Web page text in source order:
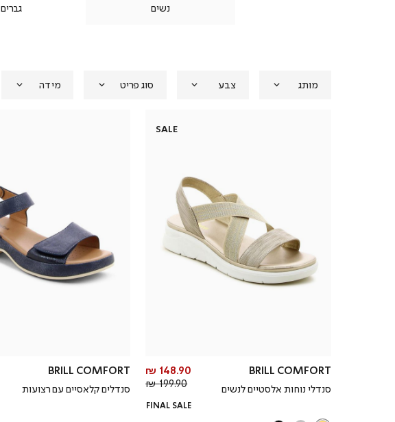
נשים גברים
מותג צבע סוג פריט מידה
SALE
BRILL COMFORT
סנדלי נוחות אלסטיים לנשים
מחיר
מוצר
148.90 ₪
מחיר
199.90 ₪
FINAL SALE
BRILL COMFORT
סנדלים קלאסיים עם רצועות